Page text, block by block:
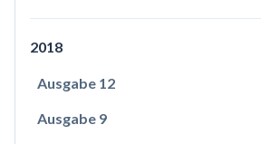
2018
Ausgabe 12
Ausgabe 9